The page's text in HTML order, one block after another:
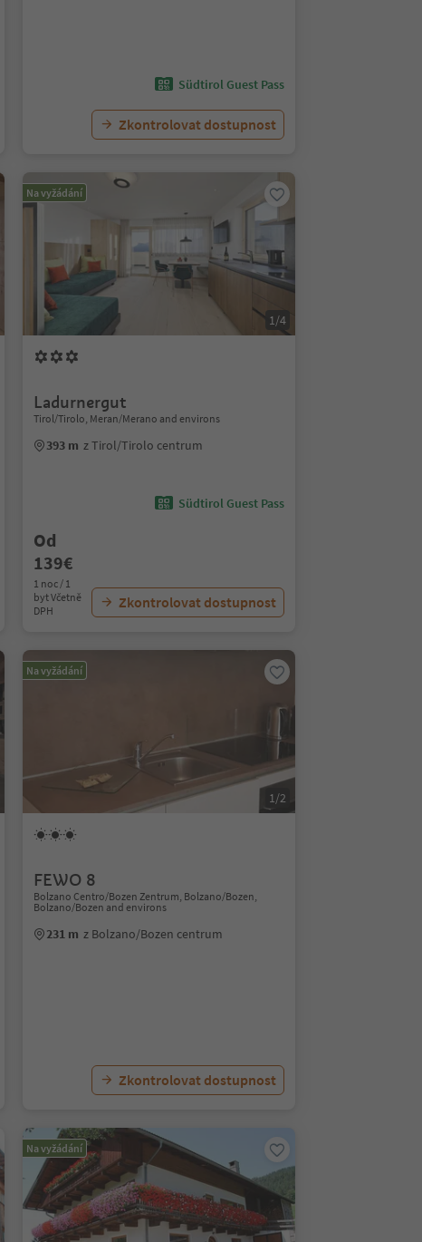
Südtirol Guest Pass
Zkontrolovat dostupnost
Na vyžádání
1/4
Ladurnergut
Tirol/Tirolo, Meran/Merano and environs
393 m z Tirol/Tirolo centrum
Südtirol Guest Pass
Od
139€
1 noc / 1
byt Včetně
DPH
Zkontrolovat dostupnost
Na vyžádání
1/2
FEWO 8
Bolzano Centro/Bozen Zentrum, Bolzano/Bozen,
Bolzano/Bozen and environs
231 m z Bolzano/Bozen centrum
Zkontrolovat dostupnost
Na vyžádání